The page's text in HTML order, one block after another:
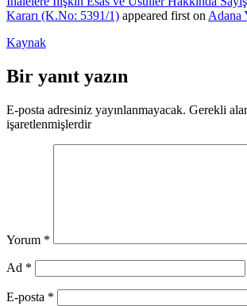
Kararı (K.No: 5391/1) appeared first on Adana
Kaynak
Bir yanıt yazın
E-posta adresiniz yayınlanmayacak. Gerekli
işaretlenmişlerdir
Yorum *
Ad *
E-posta *